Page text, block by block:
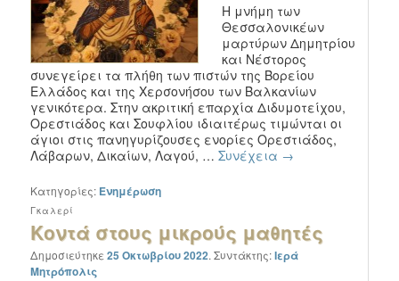
Η μνήμη των
Θεσσαλονικέων
μαρτύρων Δημητρίου
και Νέστορος
συνεγείρει τα πλήθη των πιστών της Βορείου
Ελλάδος και της Χερσονήσου των Βαλκανίων
γενικότερα. Στην ακριτική επαρχία Διδυμοτείχου,
Ορεστιάδος και Σουφλίου ιδιαιτέρως τιμώνται οι
άγιοι στις πανηγυρίζουσες ενορίες Ορεστιάδος,
Λάβαρων, Δικαίων, Λαγού, …Συνέχεια →
Κατηγορίες: Ενημέρωση
Κοντά στους μικρούς μαθητές
Γκαλερί
Δημοσιεύτηκε25 Οκτωβρίου 2022.Συντάκτης:Ιερά
Μητρόπολις